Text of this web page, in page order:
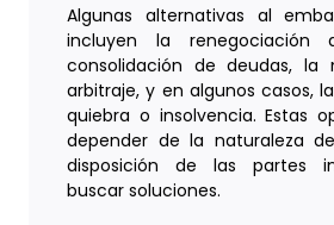
Algunas alternativas al
incluyen la renegociación
consolidación de deudas, la
arbitraje, y en algunos casos,
quiebra o insolvencia. Estas
depender de la naturaleza
disposición de las partes
buscar soluciones.